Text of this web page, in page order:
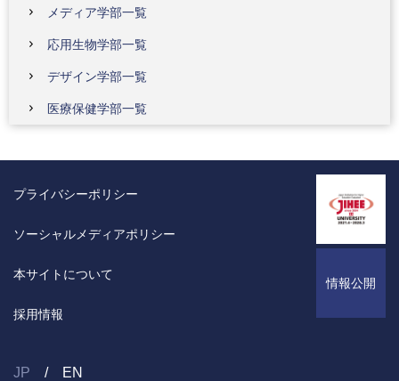
メディア学部一覧
応用生物学部一覧
デザイン学部一覧
医療保健学部一覧
情報公開
プライバシーポリシー
ソーシャルメディアポリシー
本サイトについて
採用情報
JP EN